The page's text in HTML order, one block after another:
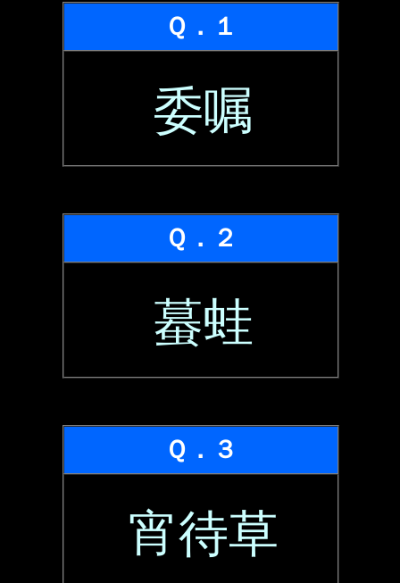
Ｑ．１
委嘱
Ｑ．２
蟇蛙
Ｑ．３
宵待草